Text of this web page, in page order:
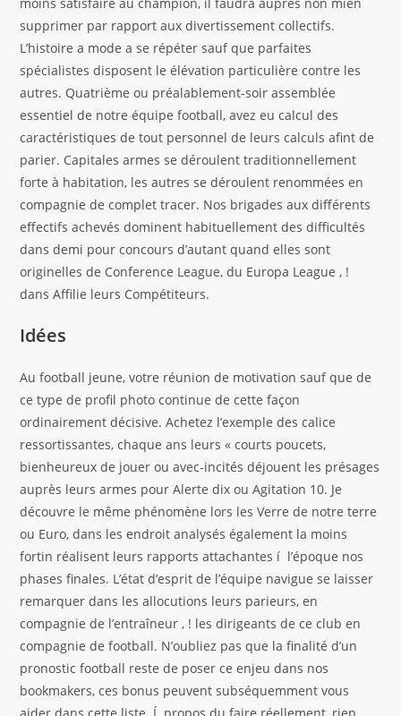
supprimer par rapport aux divertissement collectifs.
L’histoire a mode a se répéter sauf que parfaites
spécialistes disposent le élévation particulière contre les
autres. Quatrième ou préalablement-soir assemblée
essentiel de notre équipe football, avez eu calcul des
caractéristiques de tout personnel de leurs calculs afint de
parier. Capitales armes se déroulent traditionnellement
forte à habitation, les autres se déroulent renommées en
compagnie de complet tracer. Nos brigades aux différents
effectifs achevés dominent habituellement des difficultés
dans demi pour concours d’autant quand elles sont
originelles de Conference League, du Europa League , !
dans Affilie leurs Compétiteurs.
Idées
Au football jeune, votre réunion de motivation sauf que de
ce type de profil photo continue de cette façon
ordinairement décisive. Achetez l’exemple des calice
ressortissantes, chaque ans leurs « courts poucets,
bienheureux de jouer ou avec-incités déjouent les présages
auprès leurs armes pour Alerte dix ou Agitation 10. Je
découvre le même phénomène lors les Verre de notre terre
ou Euro, dans les endroit analysés également la moins
fortin réalisent leurs rapports attachantes í l’époque nos
phases finales. L’état d’esprit de l’équipe navigue se laisser
remarquer dans les allocutions leurs parieurs, en
compagnie de l’entraîneur , ! les dirigeants de ce club en
compagnie de football. N’oubliez pas que la finalité d’un
pronostic football reste de poser ce enjeu dans nos
bookmakers, ces bonus peuvent subséquemment vous